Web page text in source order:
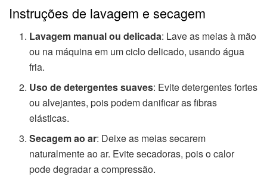
Instruções de lavagem e secagem
Lavagem manual ou delicada: Lave as meias à mão
ou na máquina em um ciclo delicado, usando água
fria.
Uso de detergentes suaves: Evite detergentes fortes
ou alvejantes, pois podem danificar as fibras
elásticas.
Secagem ao ar: Deixe as meias secarem
naturalmente ao ar. Evite secadoras, pois o calor
pode degradar a compressão.